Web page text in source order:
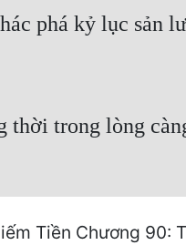
phá kỷ lục sản
trong lòng
Tiền Chương